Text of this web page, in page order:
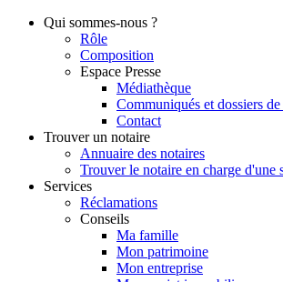
Qui sommes-nous ?
Rôle
Composition
Espace Presse
Médiathèque
Communiqués et dossiers de
Contact
Trouver un notaire
Annuaire des notaires
Trouver le notaire en charge d'une
Services
Réclamations
Conseils
Ma famille
Mon patrimoine
Mon entreprise